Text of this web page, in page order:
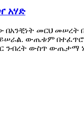
አሃድ
በአንቺነት መርህ
ይሠራል. ውጤቱም
ንብረት ውስጥ ውጤታማ